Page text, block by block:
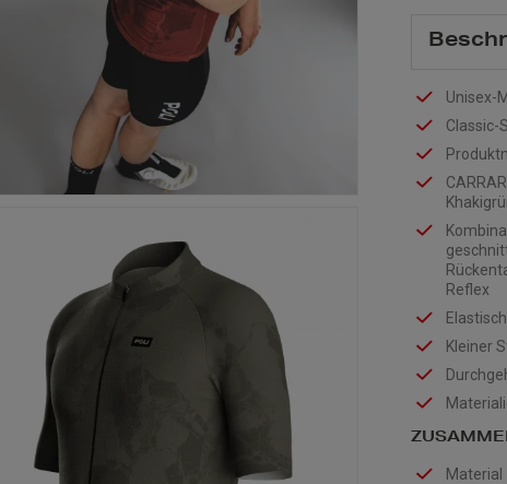
Unisex-
Classic-
Reflex
Kleiner
Material